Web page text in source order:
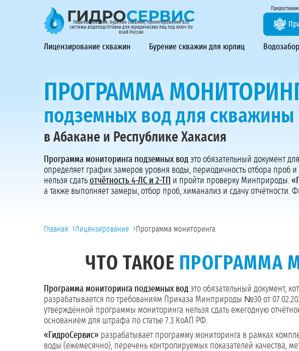
Лицензирование, бурение скважин, проектирование ВЗУ,
системы водоподготовки для юридических лиц под ключ по
всей России
ГидроСервис - лицензирование, бурение скважин, проектирование ВЗУ, системы
Лицензирование скважин Бурение скважин для юрлиц
ПРОГРАММА
подземных вод для скважины
в Абакане и Республике Хакасия
Программа мониторинга подземных вод это обязательный документ
определяет график замеров уровня воды, периодичность отбора проб
нельзя сдать отчётность 4-ЛС и 2-ТП и пройти проверку Минприроды.
а также выполняет замеры, отбор проб, химанализ и сдачу отчётности.
Главная ›Лицензирование ›Программа мониторинга
ЧТО ТАКОЕ ПРОГРАММА
Программа мониторинга подземных вод это обязательный документ,
разрабатывается по требованиям Приказа Минприроды №30 от
утверждённой программы мониторинга нельзя сдать ежегодную
основанием для штрафа по статье 7.3 КоАП РФ.
«ГидроСервис» разрабатывает программу мониторинга в рамках
воды (ежемесячно), перечень контролируемых показателей качества,